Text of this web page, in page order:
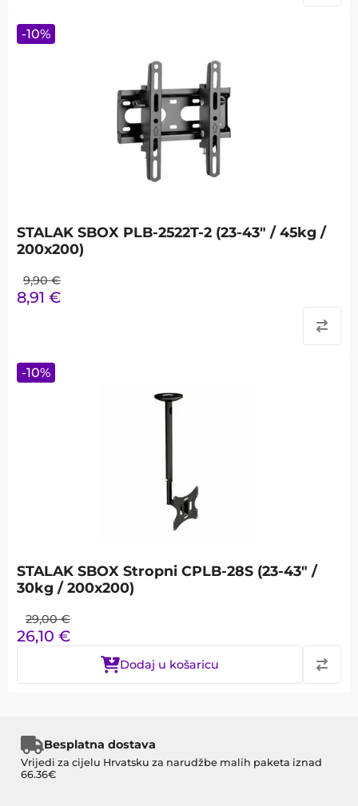
STALAK SBOX PLB-2522T-2 (23-43" / 45kg /
200x200)
9,90 €
8,91 €
-10%
STALAK SBOX Stropni CPLB-28S (23-43" /
30kg / 200x200)
29,00 €
26,10 €
Dodaj u košaricu
-10%
Besplatna dostava
Vrijedi za cijelu Hrvatsku za narudžbe malih paketa iznad
66.36€